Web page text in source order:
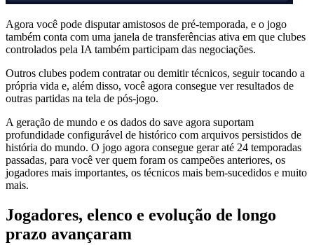
Agora você pode disputar amistosos de pré-temporada, e o jogo
também conta com uma janela de transferências ativa em que clubes
controlados pela IA também participam das negociações.
Outros clubes podem contratar ou demitir técnicos, seguir tocando a
própria vida e, além disso, você agora consegue ver resultados de
outras partidas na tela de pós-jogo.
A geração de mundo e os dados do save agora suportam
profundidade configurável de histórico com arquivos persistidos de
história do mundo. O jogo agora consegue gerar até 24 temporadas
passadas, para você ver quem foram os campeões anteriores, os
jogadores mais importantes, os técnicos mais bem-sucedidos e muito
mais.
Jogadores, elenco e evolução de longo
prazo avançaram